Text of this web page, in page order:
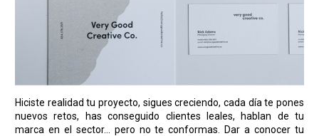
Hiciste realidad tu proyecto, sigues creciendo, cada día te pones
nuevos retos, has conseguido clientes leales, hablan de tu
marca en el sector… pero no te conformas. Dar a conocer tu